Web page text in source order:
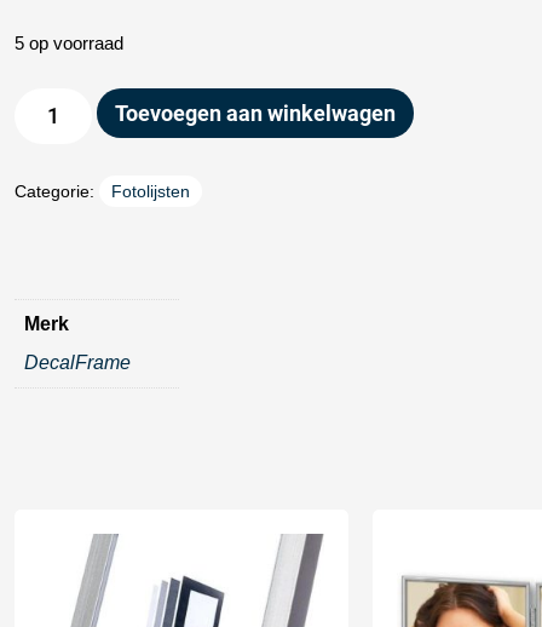
5 op voorraad
Toevoegen aan winkelwagen
Categorie: Fotolijsten
Merk
DecalFrame